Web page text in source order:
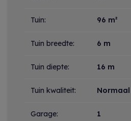
Tuin: 96 m²
Tuin breedte: 6 m
Tuin diepte: 16 m
Tuin kwaliteit: Normaal
Garage: 1